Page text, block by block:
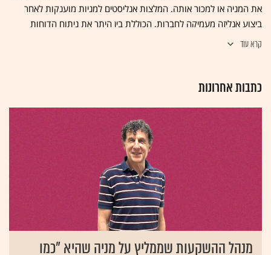
את המניה או למכור אותה. המלצות אנליסטים למניות מוענקות לאחר
ביצוע אנליזה מעמיקה לחברות, הכוללת בין היתר את ניתוח הדוחות
הכספיים של החברה, מעקב אחר התפתחויות עסקיות חדשות, בחינת
DCF), מהם נגזר מחיר היעד למניה, אליו מעריך האנליסט כי המניה תגיע
קנייה (ההמלצה הטובה ביותר), תשואת יתר (המניה צפויה להניב תשואה
גבוהה יותר ממדד היחס שלה ב-12 החודשים הקרובים), החזק, תשואת
שוק (המניה צפויה להניב תשואה דומה למדד היחס), תשואת חסר
(המניה צפויה להניב תשואת חסר מול מדד היחס) ומכירה. עדכון ההמלצה
מתבצע אחת למספר חודשים, בדרך כלל בצמוד לפרסום אירוע מהותי
לעסקי החברה או לפרסום הדוחות הכספיים שלה.
קרא עוד
כתבות אחרונות
מנהל ההשקעות שממליץ על מניה שהיא "כמו